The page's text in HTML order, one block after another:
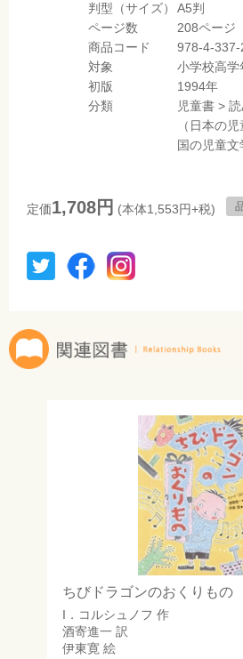
判型（サイズ）
A5判
ページ数
208ページ
商品コード
978-4-337-
対象
小学校高学
初版
1994年
分類
児童書 >
（日本の
国の児童文
定価1,708円 (本体1,553円+税)
ちびドラゴンのおくりもの
I．コルシュノフ 作
酒寄進一訳
伊東寛 絵